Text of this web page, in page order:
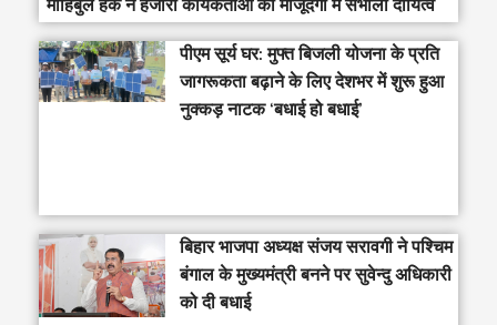
मोहिबुल हक ने हजारों कार्यकर्ताओं की मौजूदगी में संभाला दायित्व
पीएम सूर्य घर: मुफ्त बिजली योजना के प्रति
जागरूकता बढ़ाने के लिए देशभर में शुरू हुआ
नुक्कड़ नाटक ‘बधाई हो बधाई’
‎बिहार भाजपा अध्यक्ष संजय सरावगी ने पश्चिम
बंगाल के मुख्यमंत्री बनने पर सुवेन्दु अधिकारी
को दी बधाई